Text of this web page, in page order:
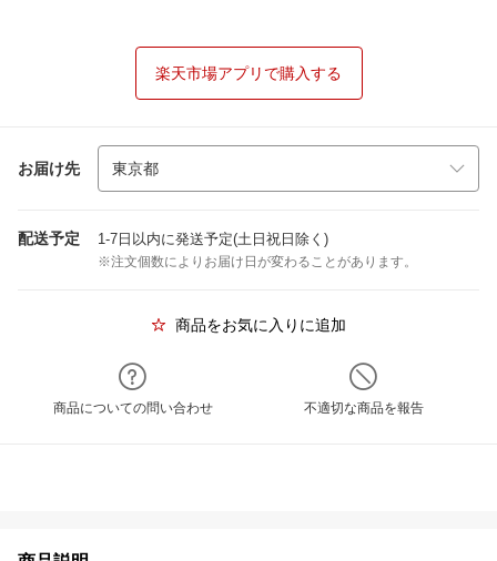
楽天市場アプリで購入する
お届け先
配送予定 1-7日以内に発送予定(土日祝日除く)
※注文個数によりお届け日が変わることがあります。
商品をお気に入りに追加
商品についての問い合わせ 不適切な商品を報告